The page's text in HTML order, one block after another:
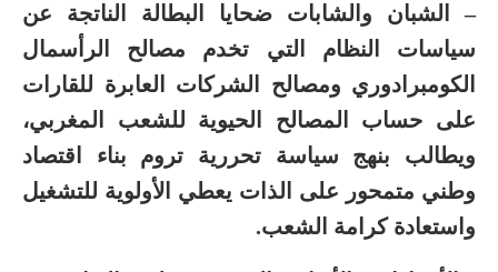
– الشبان والشابات ضحايا البطالة الناتجة عن
سياسات النظام التي تخدم مصالح الرأسمال
الكومبرادوري ومصالح الشركات العابرة للقارات
على حساب المصالح الحيوية للشعب المغربي،
ويطالب بنهج سياسة تحررية تروم بناء اقتصاد
وطني متمحور على الذات يعطي الأولوية للتشغيل
واستعادة كرامة الشعب.